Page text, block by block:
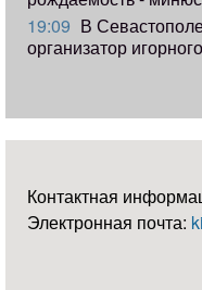
19:09 В
организатор
Контактная
Электронная почта: